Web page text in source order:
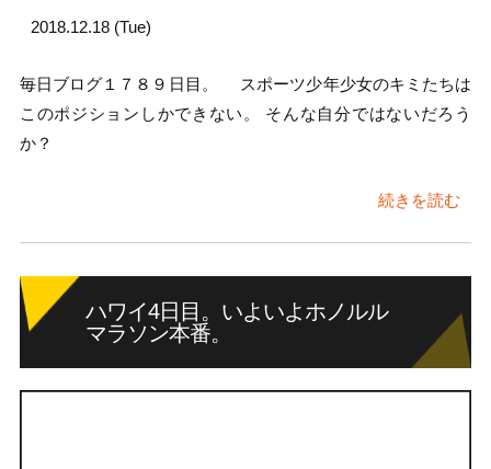
2018.12.18 (Tue)
毎日ブログ１７８９日目。 スポーツ少年少女のキミたちは
このポジションしかできない。 そんな自分ではないだろう
か？
続きを読む
ハワイ4日目。いよいよホノルル
マラソン本番。